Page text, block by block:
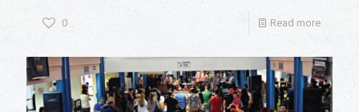
0 Read more